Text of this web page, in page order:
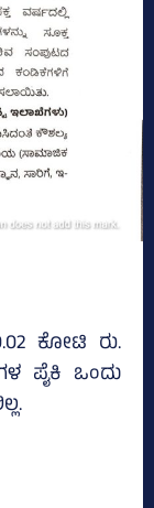
ಕೋಟಿ ರು.
ಪೈಕಿ ಒಂದು